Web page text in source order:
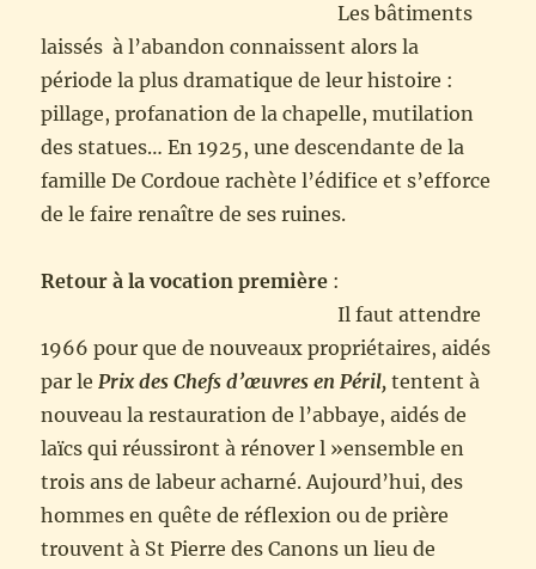
Les bâtiments
laissés à l’abandon connaissent alors la
période la plus dramatique de leur histoire :
pillage, profanation de la chapelle, mutilation
des statues… En 1925, une descendante de la
famille De Cordoue rachète l’édifice et s’efforce
de le faire renaître de ses ruines.
Retour à la vocation première :
Il faut attendre
1966 pour que de nouveaux propriétaires, aidés
par le Prix des Chefs d’œuvres en Péril,tentent à
nouveau la restauration de l’abbaye, aidés de
laïcs qui réussiront à rénover l »ensemble en
trois ans de labeur acharné. Aujourd’hui, des
hommes en quête de réflexion ou de prière
trouvent à St Pierre des Canons un lieu de